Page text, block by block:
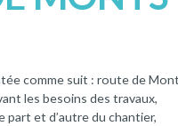
comme suit : route de
les besoins des travaux,
part et d’autre du chantier,